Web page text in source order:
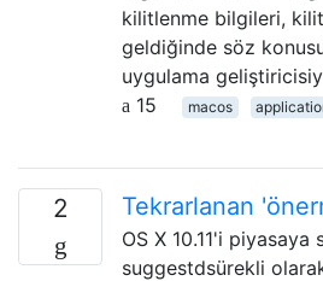
kilitlenme bilgileri,
geldiğinde söz
uygulama
15
macos
2 Tekrarlanan
OS X 10.11'i
suggestdsürekli